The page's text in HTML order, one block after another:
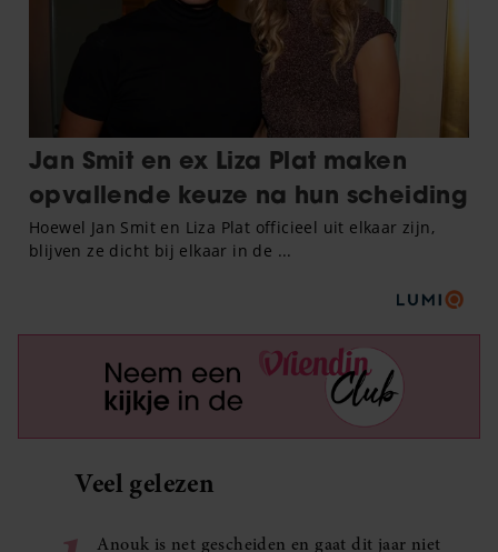
Veel gelezen
Anouk is net gescheiden en gaat dit jaar niet